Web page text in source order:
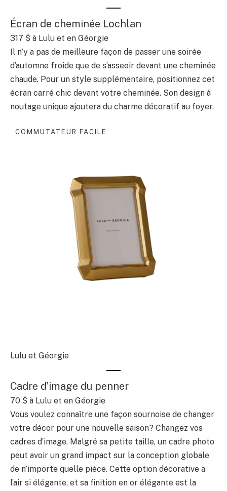
Écran de cheminée Lochlan
317 $ à Lulu et en Géorgie
Il n’y a pas de meilleure façon de passer une soirée
d’automne froide que de s’asseoir devant une cheminée
chaude. Pour un style supplémentaire, positionnez cet
écran carré chic devant votre cheminée. Son design à
noutage unique ajoutera du charme décoratif au foyer.
COMMUTATEUR FACILE
Lulu et Géorgie
Cadre d’image du penner
70 $ à Lulu et en Géorgie
Vous voulez connaître une façon sournoise de changer
votre décor pour une nouvelle saison? Changez vos
cadres d’image. Malgré sa petite taille, un cadre photo
peut avoir un grand impact sur la conception globale
de n’importe quelle pièce. Cette option décorative a
l’air si élégante, et sa finition en or élégante est la